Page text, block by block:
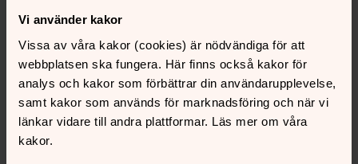
Vi använder kakor
Vissa av våra kakor (cookies) är nödvändiga för att
webbplatsen ska fungera. Här finns också kakor för
analys och kakor som förbättrar din användarupplevelse,
samt kakor som används för marknadsföring och när vi
länkar vidare till andra plattformar. Läs mer om våra
kakor.
Här får du lära känna nya kompisar! Vi håller till i
Funkisgruppen
Hej, du som går eller har gått i anpassad skola!